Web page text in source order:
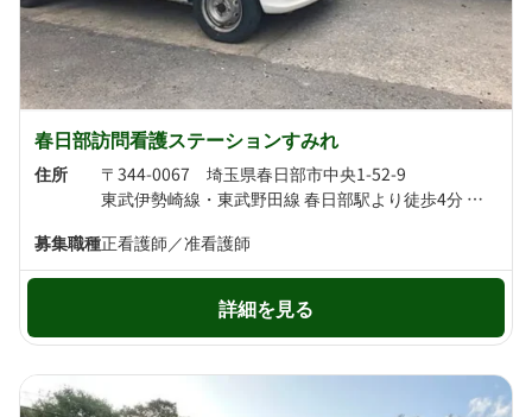
春日部訪問看護ステーションすみれ
住所
〒344-0067 埼玉県春日部市中央1-52-9
東武伊勢崎線・東武野田線 春日部駅より徒歩4分 東武野田線 八木崎駅より徒歩11分
募集職種正看護師／准看護師
詳細を見る